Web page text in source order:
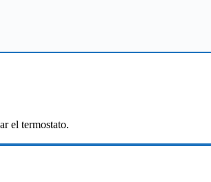
el termostato.